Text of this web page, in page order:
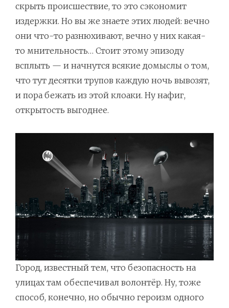
скрыть происшествие, то это сэкономит
издержки. Но вы же знаете этих людей: вечно
они что-то разнюхивают, вечно у них какая-
то мнительность… Стоит этому эпизоду
всплыть — и начнутся всякие домыслы о том,
что тут десятки трупов каждую ночь вывозят,
и пора бежать из этой клоаки. Ну нафиг,
открытость выгоднее.
Город, известный тем, что безопасность на
улицах там обеспечивал волонтёр. Ну, тоже
способ, конечно, но обычно героизм одного